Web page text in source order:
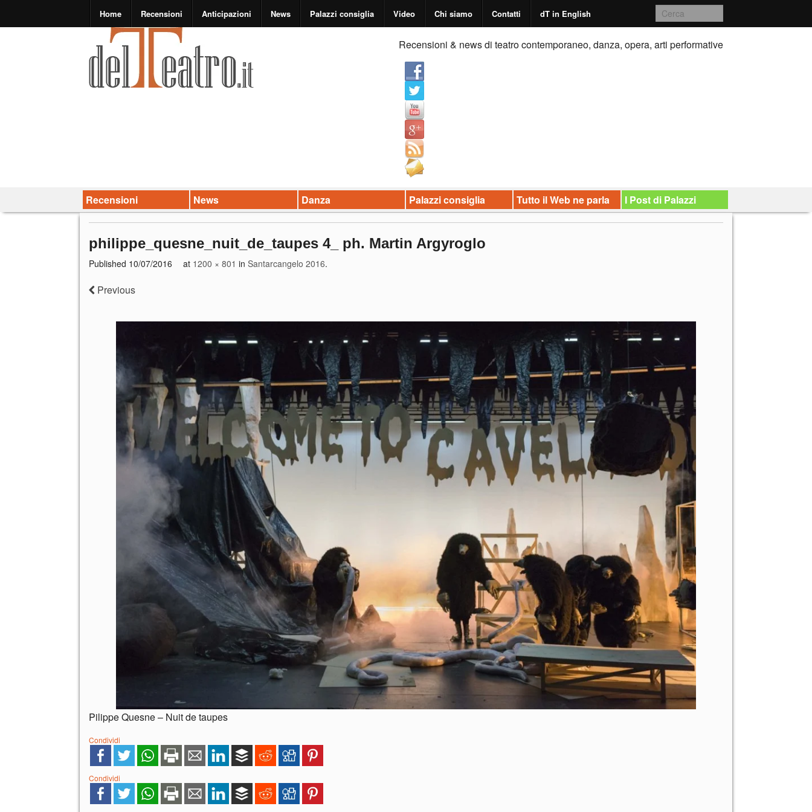
Home Recensioni Anticipazioni News Palazzi consiglia Video Chi siamo Contatti dT in English
Recensioni & news di teatro contemporaneo, danza, opera, arti performative
Recensioni News Danza Palazzi consiglia Tutto il Web ne parla I Post di Palazzi
philippe_quesne_nuit_de_taupes 4_ ph. Martin Argyroglo
Published 10/07/2016 at 1200 × 801 in Santarcangelo 2016.
Previous
Pilippe Quesne – Nuit de taupes
Condividi
Condividi